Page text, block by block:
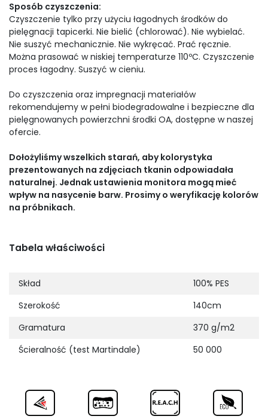
Sposób czyszczenia:
Czyszczenie tylko przy użyciu łagodnych środków do
pielęgnacji tapicerki. Nie bielić (chlorować). Nie wybielać.
Nie suszyć mechanicznie. Nie wykręcać. Prać ręcznie.
Można prasować w niskiej temperaturze 110ºC. Czyszczenie
proces łagodny. Suszyć w cieniu.
Do czyszczenia oraz impregnacji materiałów
rekomendujemy w pełni biodegradowalne i bezpieczne dla
pielęgnowanych powierzchni środki OA, dostępne w naszej
ofercie.
Dołożyliśmy wszelkich starań, aby kolorystyka
prezentowanych na zdjęciach tkanin odpowiadała
naturalnej. Jednak ustawienia monitora mogą mieć
wpływ na nasycenie barw. Prosimy o weryfikację kolorów
na próbnikach.
Tabela właściwości
Skład
100% PES
Szerokość
140cm
Gramatura
370 g/m2
Ścieralność (test Martindale)
50 000